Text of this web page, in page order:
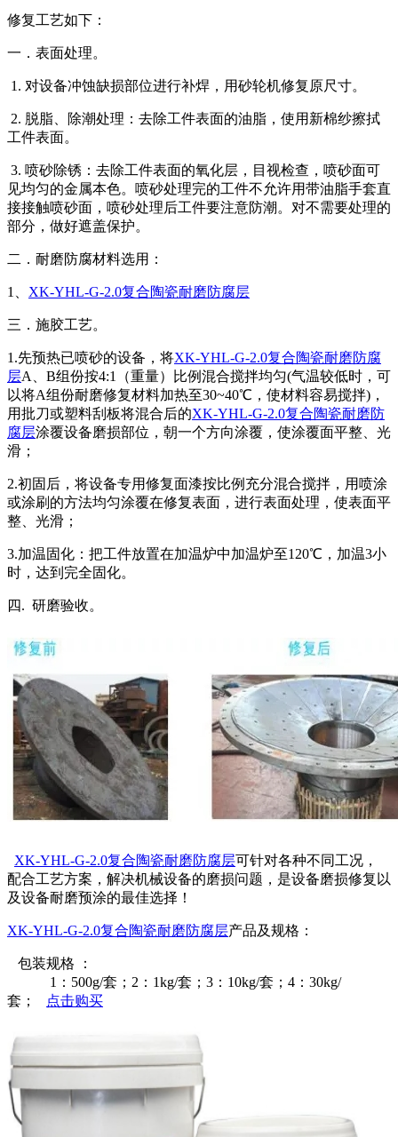
修复工艺如下：
一．表面处理。
1. 对设备冲蚀缺损部位进行补焊，用砂轮机修复原尺寸。
2. 脱脂、除潮处理：去除工件表面的油脂，使用新棉纱擦拭
工件表面。
3. 喷砂除锈：去除工件表面的氧化层，目视检查，喷砂面可
见均匀的金属本色。喷砂处理完的工件不允许用带油脂手套直
接接触喷砂面，喷砂处理后工件要注意防潮。对不需要处理的
部分，做好遮盖保护。
二．耐磨防腐材料选用：
1、 XK-YHL-G-2.0复合陶瓷耐磨防腐层
三．施胶工艺。
1.先预热已喷砂的设备，将XK-YHL-G-2.0复合陶瓷耐磨防腐
层A、B组份按4:1（重量）比例混合搅拌均匀(气温较低时，可
以将A组份耐磨修复材料加热至30~40℃，使材料容易搅拌)，
用批刀或塑料刮板将混合后的XK-YHL-G-2.0复合陶瓷耐磨防
腐层涂覆设备磨损部位，朝一个方向涂覆，使涂覆面平整、光
滑；
2.初固后，将设备专用修复面漆按比例充分混合搅拌，用喷涂
或涂刷的方法均匀涂覆在修复表面，进行表面处理，使表面平
整、光滑；
3.加温固化：把工件放置在加温炉中加温炉至120℃，加温3小
时，达到完全固化。
四. 研磨验收。
XK-YHL-G-2.0复合陶瓷耐磨防腐层可针对各种不同工况，
配合工艺方案，解决机械设备的磨损问题，是设备磨损修复以
及设备耐磨预涂的最佳选择！
XK-YHL-G-2.0复合陶瓷耐磨防腐层产品及规格：
包装规格 ：
1：500g/套；2：1kg/套；3：10kg/套；4：30kg/
套；
点击购买